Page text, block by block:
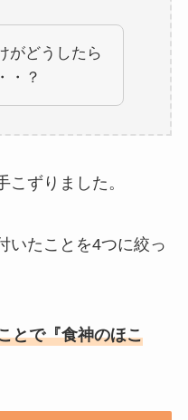
がどうしたら
・？
ずりました。
いたことを4つに絞っ
とで『食神のほこ